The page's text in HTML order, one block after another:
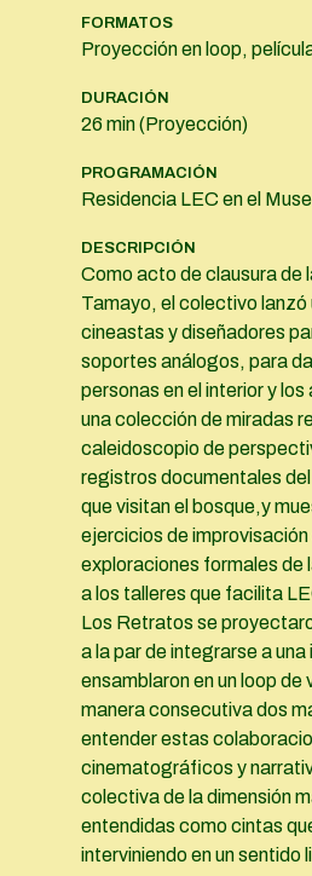
FORMATOS
Proyección en loop,
DURACIÓN
26 min (Proyección)
PROGRAMACIÓN
Residencia LEC en el
DESCRIPCIÓN
Como acto de clausura de
Tamayo, el colectivo lanzó
cineastas y diseñadores
soportes análogos, para
personas en el interior y
una colección de miradas
caleidoscopio de
registros documentales
que visitan el bosque,y
ejercicios de
exploraciones formales
a los talleres que facilita
Los Retratos se
a la par de integrarse a
ensamblaron en un loop
manera consecutiva dos
entender estas
cinematográficos y
colectiva de la dimensión
entendidas como cintas
interviniendo en un sentido